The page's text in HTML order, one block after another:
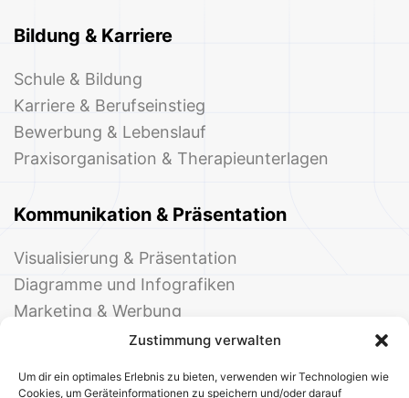
Zustimmung verwalten
Um dir ein optimales Erlebnis zu bieten, verwenden wir Technologien wie
Cookies, um Geräteinformationen zu speichern und/oder darauf
Bildung & Karriere
Schule & Bildung
Karriere & Berufseinstieg
Bewerbung & Lebenslauf
Praxisorganisation & Therapieunterlagen
Kommunikation & Präsentation
Visualisierung & Präsentation
Diagramme und Infografiken
Marketing & Werbung
Events & Einladungen